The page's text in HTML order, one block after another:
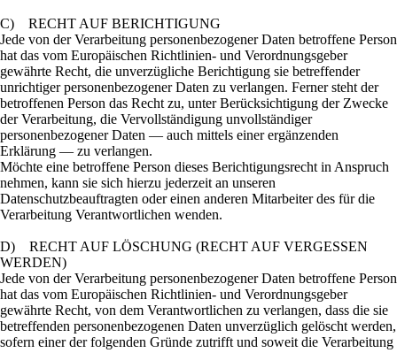
C) RECHT AUF BERICHTIGUNG
Jede von der Verarbeitung personenbezogener Daten betroffene Person
hat das vom Europäischen Richtlinien- und Verordnungsgeber
gewährte Recht, die unverzügliche Berichtigung sie betreffender
unrichtiger personenbezogener Daten zu verlangen. Ferner steht der
betroffenen Person das Recht zu, unter Berücksichtigung der Zwecke
der Verarbeitung, die Vervollständigung unvollständiger
personenbezogener Daten — auch mittels einer ergänzenden
Erklärung — zu verlangen.
Möchte eine betroffene Person dieses Berichtigungsrecht in Anspruch
nehmen, kann sie sich hierzu jederzeit an unseren
Datenschutzbeauftragten oder einen anderen Mitarbeiter des für die
Verarbeitung Verantwortlichen wenden.
D) RECHT AUF LÖSCHUNG (RECHT AUF VERGESSEN
WERDEN)
Jede von der Verarbeitung personenbezogener Daten betroffene Person
hat das vom Europäischen Richtlinien- und Verordnungsgeber
gewährte Recht, von dem Verantwortlichen zu verlangen, dass die sie
betreffenden personenbezogenen Daten unverzüglich gelöscht werden,
sofern einer der folgenden Gründe zutrifft und soweit die Verarbeitung